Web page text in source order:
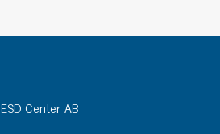
ESD Center AB